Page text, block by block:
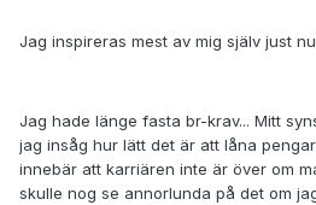
Jag inspireras mest av mig själv just
Jag hade länge fasta br-krav... Mitt
jag insåg hur lätt det är att låna
innebär att karriären inte är över om
skulle nog se annorlunda på det om